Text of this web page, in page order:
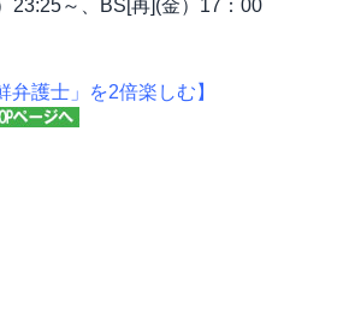
～、BS[再](金）17：00
弁護士」を2倍楽しむ】